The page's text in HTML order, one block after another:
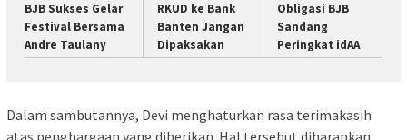
BJB Sukses Gelar
Festival Bersama
Andre Taulany
RKUD ke Bank
Banten Jangan
Dipaksakan
Obligasi BJB
Sandang
Peringkat idAA
Dalam sambutannya, Devi menghaturkan rasa terimakasih
atas penghargaan yang diberikan. Hal tersebut diharapkan